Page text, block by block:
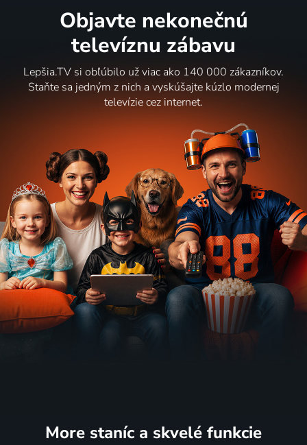
Objavte nekonečnú
televíznu zábavu
Lepšia.TV si obľúbilo už viac ako 140 000 zákazníkov.
Staňte sa jedným z nich a vyskúšajte kúzlo modernej
televízie cez internet.
More staníc a skvelé funkcie